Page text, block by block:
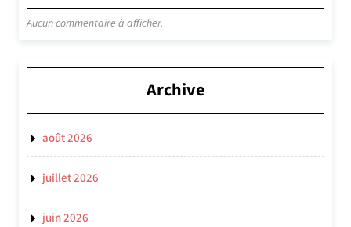
Aucun commentaire à afficher.
Archive
août 2026
juillet 2026
juin 2026